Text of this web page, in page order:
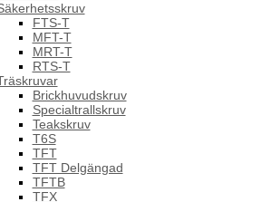
FTS-T
MFT-T
MRT-T
RTS-T
Brickhuvudskruv
Specialtrallskruv
Teakskruv
T6S
TFT
TFT Delgängad
TFTB
TFX
16mm w.
bricka typ A T6ST
16mm w.